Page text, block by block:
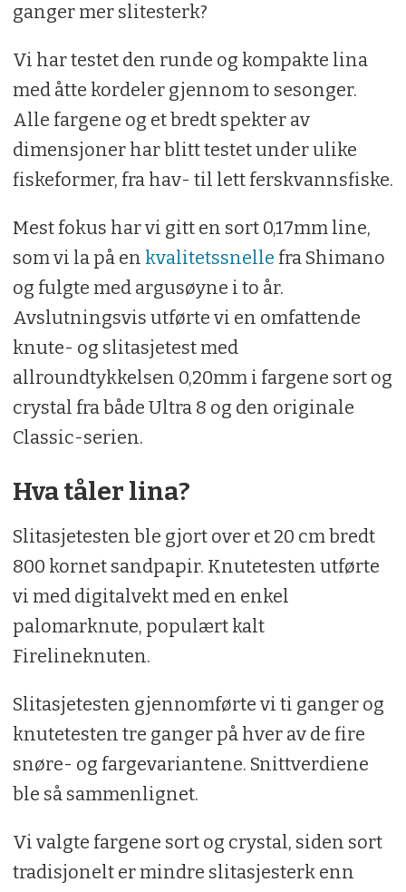
ganger mer slitesterk?
Vi har testet den runde og kompakte lina
med åtte kordeler gjennom to sesonger.
Alle fargene og et bredt spekter av
dimensjoner har blitt testet under ulike
fiskeformer, fra hav- til lett ferskvannsfiske.
Mest fokus har vi gitt en sort 0,17mm line,
som vi la på en kvalitetssnelle fra Shimano
og fulgte med argusøyne i to år.
Avslutningsvis utførte vi en omfattende
knute- og slitasjetest med
allroundtykkelsen 0,20mm i fargene sort og
crystal fra både Ultra 8 og den originale
Classic-serien.
Hva tåler lina?
Slitasjetesten ble gjort over et 20 cm bredt
800 kornet sandpapir. Knutetesten utførte
vi med digitalvekt med en enkel
palomarknute, populært kalt
Firelineknuten.
Slitasjetesten gjennomførte vi ti ganger og
knutetesten tre ganger på hver av de fire
snøre- og fargevariantene. Snittverdiene
ble så sammenlignet.
Vi valgte fargene sort og crystal, siden sort
tradisjonelt er mindre slitasjesterk enn